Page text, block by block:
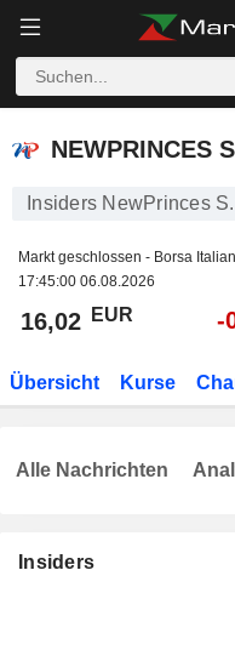
NEWPRINCES S.P.A.
NEWPRINCES
Insiders NewPrinces
Markt geschlossen - Borsa
17:45:00 06.08.2026
16,02 EUR -
Übersicht Kurse
Insiders
Alle Nachrichten